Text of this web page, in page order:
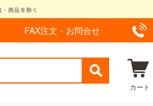
FAX注文・お問合せ
カート